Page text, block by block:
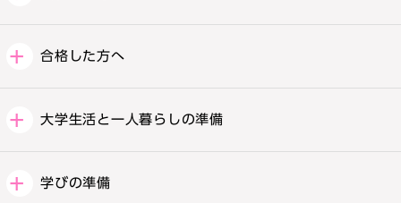
合格した方へ
大学生活と一人暮らしの準備
学びの準備